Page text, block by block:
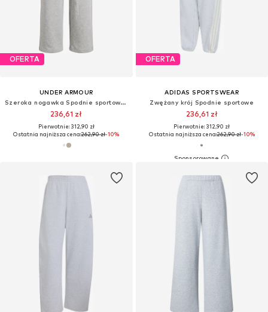
OFERTA
UNDER ARMOUR
Szeroka nogawka Spodnie sportowe 'RIVAL VARSITY'
236,61 zł
Pierwotnie: 312,90 zł
Ostatnia najniższa cena:262,90 zł-10%
OFERTA
ADIDAS SPORTSWEAR
Zwężany krój Spodnie sportowe
236,61 zł
Pierwotnie: 312,90 zł
Ostatnia najniższa cena:262,90 zł-10%